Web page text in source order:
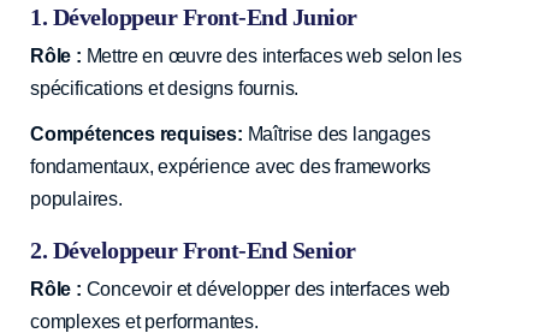
1. Développeur Front-End Junior
Rôle : Mettre en œuvre des interfaces web selon les
spécifications et designs fournis.
Compétences requises: Maîtrise des langages
fondamentaux, expérience avec des frameworks
populaires.
2. Développeur Front-End Senior
Rôle : Concevoir et développer des interfaces web
complexes et performantes.